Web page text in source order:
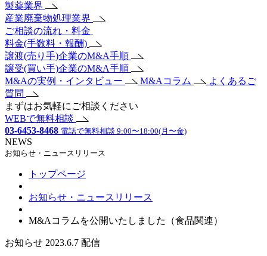
製薬業界
産業廃棄物処理業界
ご相談の流れ・料金
料金(手数料・報酬)
譲渡(売り手)企業のM&A手順
譲受(買い手)企業のM&A手順
M&Aの実例・インタビュー
M&Aコラム
よくあるご
質問
まずはお気軽にご相談ください
WEBで無料相談
03-6453-8468 電話で無料相談 9:00〜18:00(月〜金)
NEWS
お知らせ・ニュースリリース
トップページ
お知らせ・ニュースリリース
M&Aコラムを公開いたしました（食品関連）
お知らせ 2023.6.7 配信